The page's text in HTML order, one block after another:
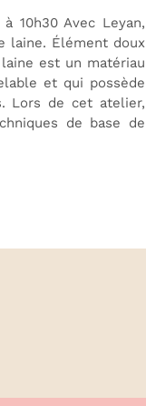
10h30 Avec Leyan,
laine. Élément doux
est un matériau
et qui possède
Lors de cet atelier,
de base de